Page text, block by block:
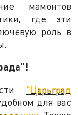
мамонтов
где эти
роль в
"Царьград
для вас